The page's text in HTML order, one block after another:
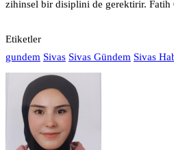
zihinsel bir disiplini de gerektirir. Fatih
Etiketler
gundem Sivas Sivas Gündem Sivas